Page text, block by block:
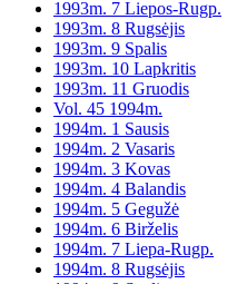
1993m. 7 Liepos-Rugp.
1993m. 8 Rugsėjis
1993m. 9 Spalis
1993m. 10 Lapkritis
1993m. 11 Gruodis
Vol. 45 1994m.
1994m. 1 Sausis
1994m. 2 Vasaris
1994m. 3 Kovas
1994m. 4 Balandis
1994m. 5 Gegužė
1994m. 6 Birželis
1994m. 7 Liepa-Rugp.
1994m. 8 Rugsėjis